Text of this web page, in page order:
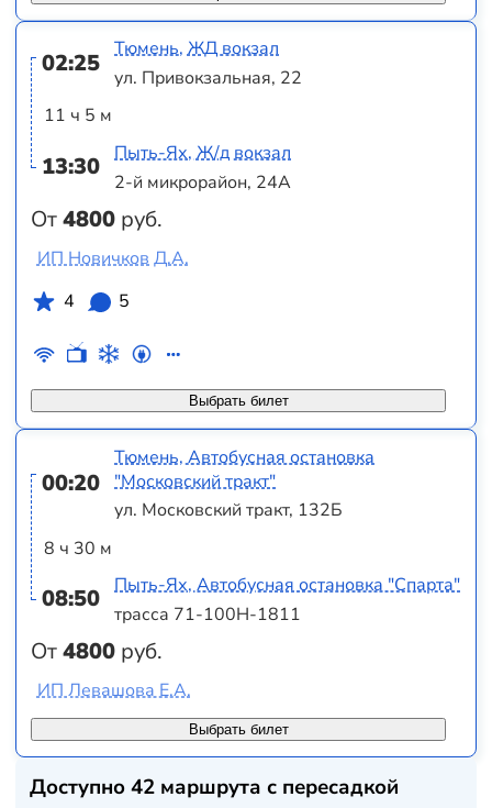
02:25
11 ч 5 м
13:30
От4800 руб.
Тюмень, ЖД вокзал
ул. Привокзальная, 22
Пыть-Ях, Ж/д вокзал
2-й микрорайон, 24А
Выбрать билет
ИП Новичков Д.А.
4
5
00:20
8 ч 30 м
08:50
От4800 руб.
Тюмень, Автобусная остановка
"Московский тракт"
ул. Московский тракт, 132Б
Пыть-Ях, Автобусная остановка "Спарта"
трасса 71-100Н-1811
Выбрать билет
ИП Левашова Е.А.
Доступно 42 маршрута с пересадкой